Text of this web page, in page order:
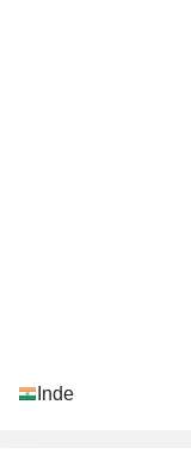
Inde